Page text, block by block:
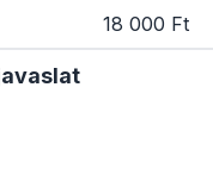
18 000 Ft